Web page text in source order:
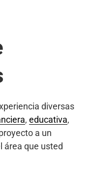
diversas
, educativa,
a un
área que usted